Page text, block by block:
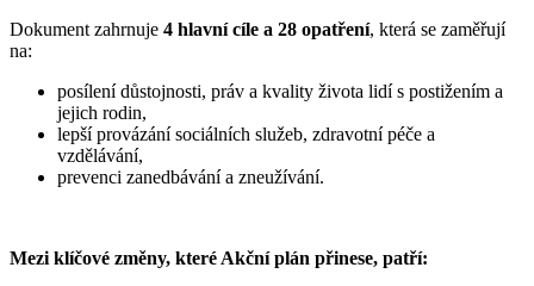
Dokument zahrnuje 4 hlavní cíle a 28 opatření, která se zaměřují
na:
posílení důstojnosti, práv a kvality života lidí s postižením a
jejich rodin,
lepší provázání sociálních služeb, zdravotní péče a
vzdělávání,
prevenci zanedbávání a zneužívání.
Mezi klíčové změny, které Akční plán přinese, patří: